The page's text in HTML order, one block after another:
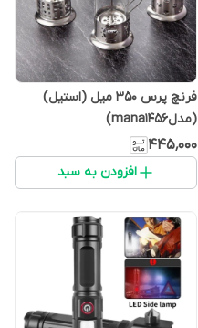
فرنچ پرس 350 میل (استیل)
(مدلmana1456)
۴۴۵٬۰۰۰
افزودن به سبد